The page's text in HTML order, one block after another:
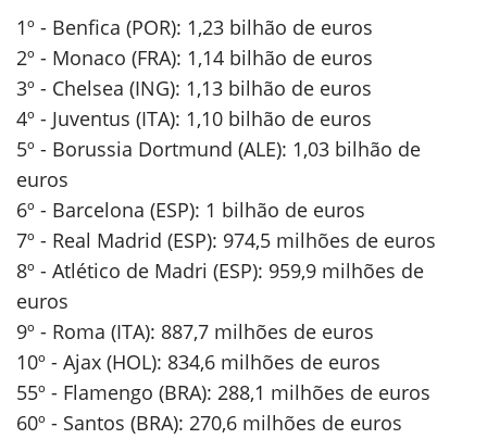
1º - Benfica (POR): 1,23 bilhão de euros
2º - Monaco (FRA): 1,14 bilhão de euros
3º - Chelsea (ING): 1,13 bilhão de euros
4º - Juventus (ITA): 1,10 bilhão de euros
5º - Borussia Dortmund (ALE): 1,03 bilhão de
euros
6º - Barcelona (ESP): 1 bilhão de euros
7º - Real Madrid (ESP): 974,5 milhões de euros
8º - Atlético de Madri (ESP): 959,9 milhões de
euros
9º - Roma (ITA): 887,7 milhões de euros
10º - Ajax (HOL): 834,6 milhões de euros
55º - Flamengo (BRA): 288,1 milhões de euros
60º - Santos (BRA): 270,6 milhões de euros